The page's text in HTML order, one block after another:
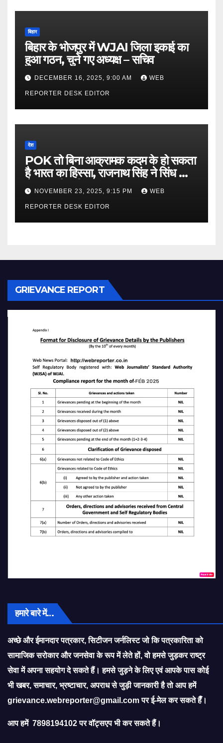
बिहार
बिहार के भोजपुर में WJAI जिला इकाई का
हुआ गठन, चुने गए अध्यक्ष – सचिव
DECEMBER 16, 2025, 9:00 AM WEB
REPORTER DESK EDITOR
देश
POK तो बिना आक्रामक कदम के हो सकता
है भारत का हिस्सा, राजनाथ सिंह ने सिंध को
लेकर कही बड़ी बात…
NOVEMBER 23, 2025, 9:15 PM WEB
REPORTER DESK EDITOR
GRIEVANCE REPORT
हमारे बारे में…
अच्छे और ईमानदार पत्रकार, सिटीजन जर्नलिस्ट जो कि पत्रकारिता को
सामाजिक सरोकार और जनसेवा के रूप में लेते हों, वो हमसे जुड़कर राष्ट्र
सेवा में अपना सहयोग दे सकते हैं। हमसे जुड़ने के लिए एवं आपके पास कोई
भी खबर, समाचार, भ्रष्टाचार, अपराध से जुड़ी जानकारी है तो आप हमें
grievance.webreporter@gmail.comपर ई-मेल कर सकते हैँ।
आप हमें 7898194102 पर वॉट्सएप भी कर सकते हैं।